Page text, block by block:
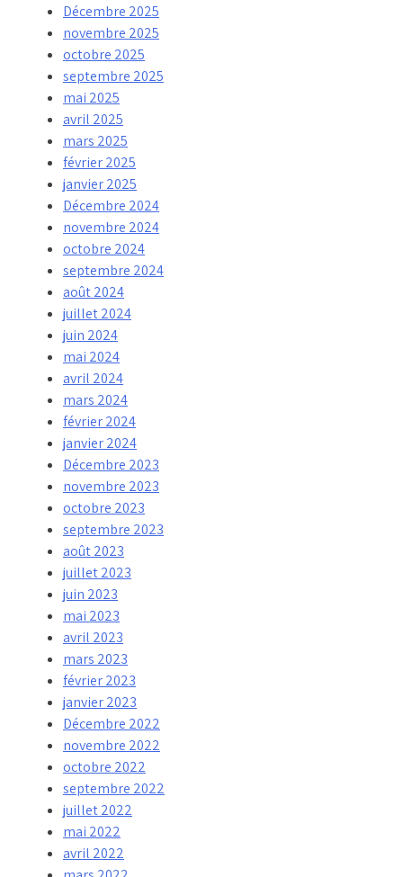
Décembre 2025
novembre 2025
octobre 2025
septembre 2025
mai 2025
avril 2025
mars 2025
février 2025
janvier 2025
Décembre 2024
novembre 2024
octobre 2024
septembre 2024
août 2024
juillet 2024
juin 2024
mai 2024
avril 2024
mars 2024
février 2024
janvier 2024
Décembre 2023
novembre 2023
octobre 2023
septembre 2023
août 2023
juillet 2023
juin 2023
mai 2023
avril 2023
mars 2023
février 2023
janvier 2023
Décembre 2022
novembre 2022
octobre 2022
septembre 2022
juillet 2022
mai 2022
avril 2022